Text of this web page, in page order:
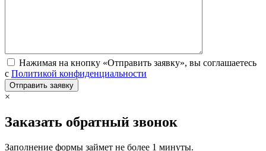
Нажимая на кнопку «Отправить заявку», вы соглашаетесь
с Политикой конфиденциальности
×
Заказать обратный звонок
Заполнение формы займет не более 1 минуты.